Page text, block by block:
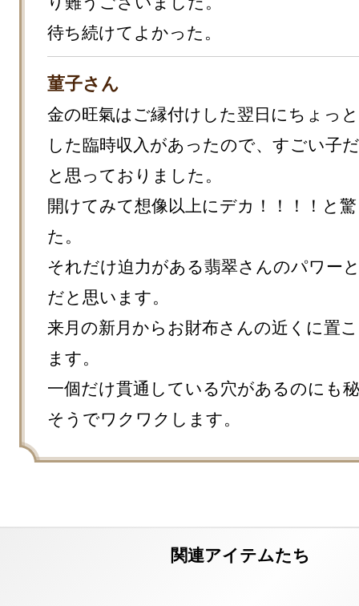
待ち続けてよかった。
菫子さん
金の旺氣はご縁付けした翌日にちょっと
した臨時収入があったので、すごい子だ
と思っておりました。
開けてみて想像以上にデカ！！！！と
た。
それだけ迫力がある翡翠さんのパワー
だと思います。
来月の新月からお財布さんの近くに置
ます。
一個だけ貫通している穴があるのにも
そうでワクワクします。